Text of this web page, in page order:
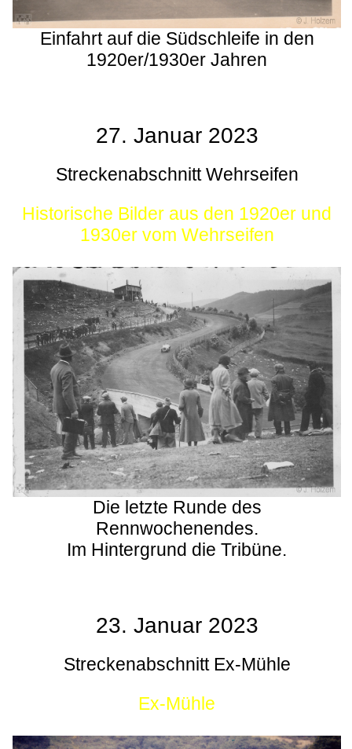
Einfahrt auf die Südschleife in den
1920er/1930er Jahren
27. Januar 2023
Streckenabschnitt Wehrseifen
Historische Bilder aus den 1920er und
1930er vom Wehrseifen
Die letzte Runde des
Rennwochenendes.
Im Hintergrund die Tribüne.
23. Januar 2023
Streckenabschnitt Ex-Mühle
Ex-Mühle